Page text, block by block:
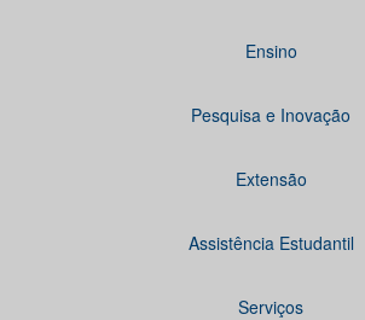
Ensino
Pesquisa e Inovação
Extensão
Assistência Estudantil
Serviços